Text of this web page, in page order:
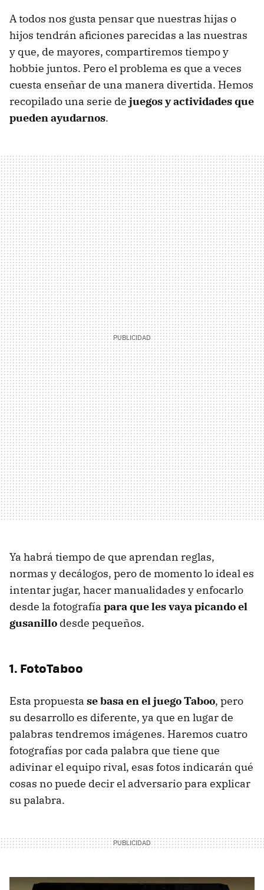
A todos nos gusta pensar que nuestras hijas o
hijos tendrán aficiones parecidas a las nuestras
y que, de mayores, compartiremos tiempo y
hobbie juntos. Pero el problema es que a veces
cuesta enseñar de una manera divertida. Hemos
recopilado una serie de juegos y actividades que
pueden ayudarnos.
Ya habrá tiempo de que aprendan reglas,
normas y decálogos, pero de momento lo ideal es
intentar jugar, hacer manualidades y enfocarlo
desde la fotografía para que les vaya picando el
gusanillo desde pequeños.
1. FotoTaboo
Esta propuesta se basa en el juego Taboo, pero
su desarrollo es diferente, ya que en lugar de
palabras tendremos imágenes. Haremos cuatro
fotografías por cada palabra que tiene que
adivinar el equipo rival, esas fotos indicarán qué
cosas no puede decir el adversario para explicar
su palabra.